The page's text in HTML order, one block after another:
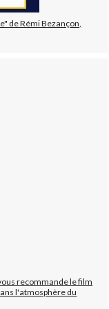
de Rémi Bezançon,
recommande le film
l'atmosphère du